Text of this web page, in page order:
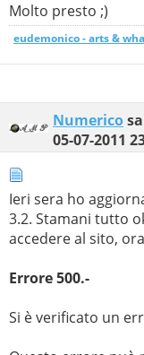
Molto presto ;)
eudemonico - arts &
Numerico
05-07-2011
Ieri sera ho
3.2. Stamani tutto
accedere al sito,
Errore 500.-
Si è verificato un